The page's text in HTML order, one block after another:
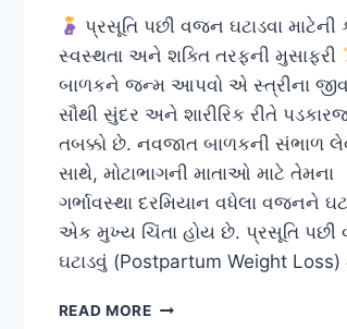
પ્રસૂતિ પછી વજન ઘટાડવા માટેની
સ્વસ્થતા અને શક્તિ તરફની મુસાફરી
બાળકને જન્મ આપવો એ સ્ત્રીના
સૌથી સુંદર અને શારીરિક રીતે
તબક્કો છે. નવજાત બાળકની સંભાળ
સાથે, મોટાભાગની માતાઓ માટે તેમના
ગર્ભાવસ્થા દરમિયાન વધેલા વજનને
એક મુખ્ય ચિંતા હોય છે. પ્રસૂતિ
ઘટાડવું (Postpartum Weight Loss)
READ MOREપ્રસૂતિ